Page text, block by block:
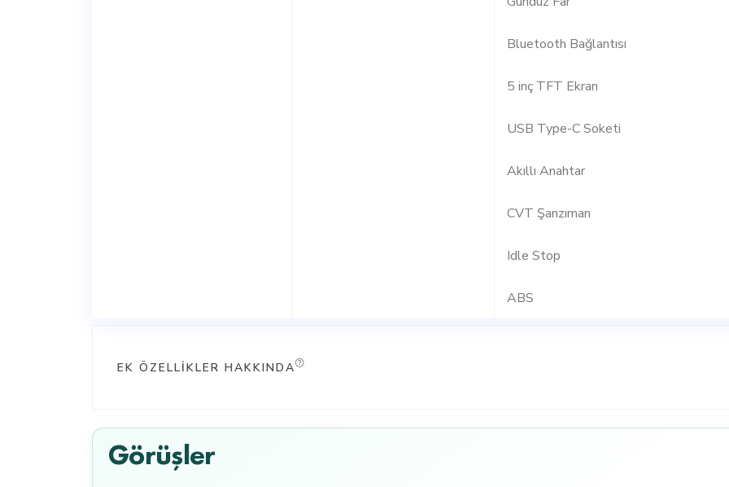
Bluetooth Bağlantısı
5 inç TFT Ekran
USB Type-C Soketi
Akıllı Anahtar
CVT Şanzıman
Idle Stop
ABS
EK ÖZELLIKLER HAKKINDA
Görüşler